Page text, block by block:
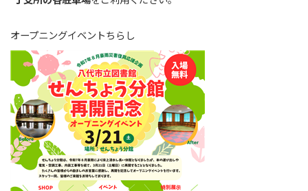
オープニングイベントちらし